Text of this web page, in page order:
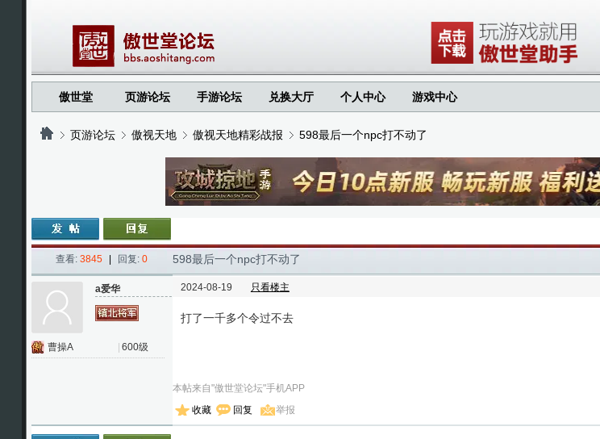
傲世堂 页游论坛 手游论坛 兑换大厅 个人中心 游戏中心
页游论坛 傲视天地
›
傲视天地精彩战报 598最后一个npc打不动了
查看: 3845 回复: 0 598最后一个npc打不动了
a爱华
曹操A 600级
2024-08-19 只看楼主
打了一千多个令过不去
本帖来自"傲世堂论坛"手机APP
收藏
回复 举报